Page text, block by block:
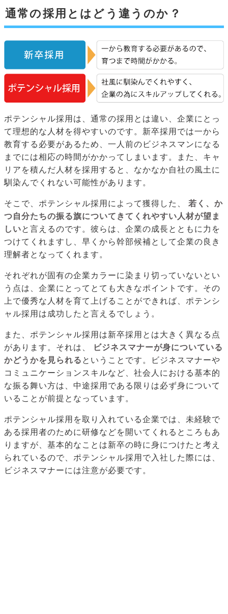
通常の採用とはどう違うのか？
ポテンシャル採用は、通常の採用とは違い、企業にとっ
て理想的な人材を得やすいのです。新卒採用では一から
教育する必要があるため、一人前のビジネスマンになる
までには相応の時間がかかってしまいます。また、キャ
リアを積んだ人材を採用すると、なかなか自社の風土に
馴染んでくれない可能性があります。
そこで、ポテンシャル採用によって獲得した、
若く、か
つ自分たちの振る旗についてきてくれやすい人材が望ま
しいと言えるのです。彼らは、企業の成長とともに力を
つけてくれますし、早くから幹部候補として企業の良き
理解者となってくれます。
それぞれが固有の企業カラーに染まり切っていないとい
う点は、企業にとってとても大きなポイントです。その
上で優秀な人材を育て上げることができれば、ポテンシ
ャル採用は成功したと言えるでしょう。
また、ポテンシャル採用は新卒採用とは大きく異なる点
があります。それは、
ビジネスマナーが身についている
かどうかを見られる ということです。ビジネスマナーや
コミュニケーションスキルなど、社会人における基本的
な振る舞い方は、中途採用である限りは必ず身について
いることが前提となっています。
ポテンシャル採用を取り入れている企業では、未経験で
ある採用者のために研修などを開いてくれるところもあ
りますが、基本的なことは新卒の時に身につけたと考え
られているので、ポテンシャル採用で入社した際には、
ビジネスマナーには注意が必要です。